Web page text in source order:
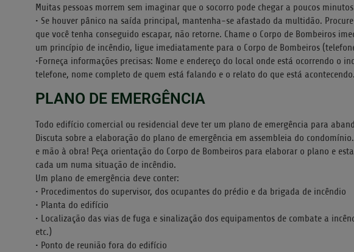
Muitas pessoas morrem sem imaginar que o socorro pode chegar a poucos
• Se houver pânico na saída principal, mantenha-se afastado da multidão.
que você tenha conseguido escapar, não retorne. Chame o Corpo de Bombeiros
um princípio de incêndio, ligue imediatamente para o Corpo de Bombeiros
•Forneça informações precisas: Nome e endereço do local onde está ocorrendo o
telefone, nome completo de quem está falando e o relato do que está acontecendo.
PLANO DE EMERGÊNCIA
Todo edifício comercial ou residencial deve ter um plano de emergência para
Discuta sobre a elaboração do plano de emergência em assembleia do
e mão à obra! Peça orientação do Corpo de Bombeiros para elaborar o plano e
cada um numa situação de incêndio.
Um plano de emergência deve conter:
• Procedimentos do supervisor, dos ocupantes do prédio e da brigada de incêndio
• Planta do edifício
• Localização das vias de fuga e sinalização dos equipamentos de combate a
etc.)
• Ponto de reunião fora do edifício